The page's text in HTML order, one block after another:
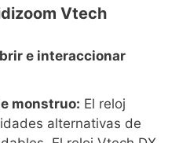
Vtech
e interaccionar
monstruo: El reloj
alternativas de